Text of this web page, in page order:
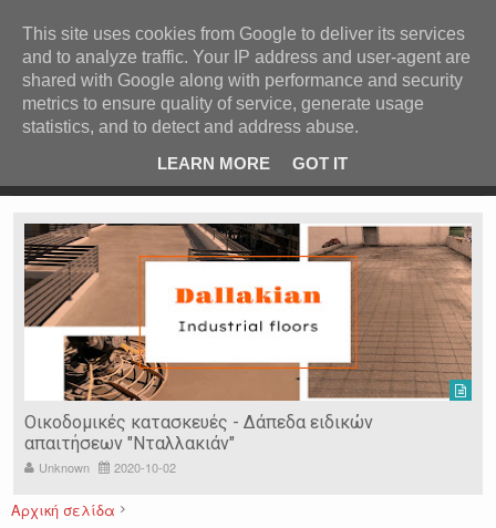
Κατερίνα Περιστέρη: «Οι εργασίες στον Τύμβο Καστά
Οικοδομικές κατασκευές - Δάπεδα ειδικών
απαιτήσεων "Νταλλακιάν"
Unknown 2020-10-02
Αρχική σελίδα
ΚΕΝΤΡΙΚΗ ΑΝΑ ΚΑΤΗΓΟΡΙΑ
ΕΙΔΗΣΕΙΣ ΑΝΑ ΠΕΡΙΟΧΗ
ΠΡΟΣΦΑΤΑ ΝΕΑ
Ν. ΣΕΡΡΩΝ Η ΓΗ ΜΑΣ
ΤΥΧΑΙΕΣ ΑΝΑΡΤΗΣΕΙΣ/ΑΡΘΡΑ
Serres Racing Circuit
Panserraikos FC
Ikaroi B.C.
This site uses cookies from Google to deliver its services
and to analyze traffic. Your IP address and user-agent are
shared with Google along with performance and security
metrics to ensure quality of service, generate usage
statistics, and to detect and address abuse.
LEARN MORE
GOT IT